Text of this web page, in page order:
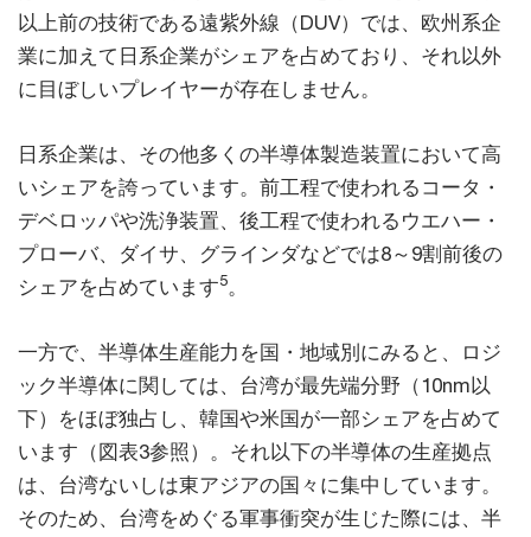
以上前の技術である遠紫外線（DUV）では、欧州系企
業に加えて日系企業がシェアを占めており、それ以外
に目ぼしいプレイヤーが存在しません。
日系企業は、その他多くの半導体製造装置において高
いシェアを誇っています。前工程で使われるコータ・
デベロッパや洗浄装置、後工程で使われるウエハー・
プローバ、ダイサ、グラインダなどでは8～9割前後の
シェアを占めています5。
一方で、半導体生産能力を国・地域別にみると、ロジ
ック半導体に関しては、台湾が最先端分野（10nm以
下）をほぼ独占し、韓国や米国が一部シェアを占めて
います（図表3参照）。それ以下の半導体の生産拠点
は、台湾ないしは東アジアの国々に集中しています。
そのため、台湾をめぐる軍事衝突が生じた際には、半